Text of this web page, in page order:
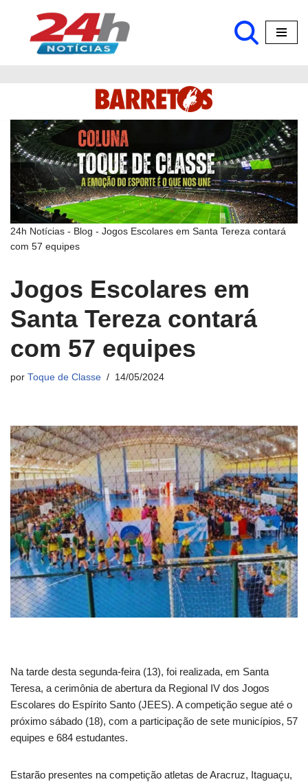
Pular
24h Notícias - Blog - Jogos Escolares em Santa Tereza contará
com 57 equipes
Jogos Escolares em
Santa Tereza contará
com 57 equipes
por Toque de Classe 14/05/2024
Na tarde desta segunda-feira (13), foi realizada, em Santa
Teresa, a cerimônia de abertura da Regional IV dos Jogos
Escolares do Espírito Santo (JEES). A competição segue até o
próximo sábado (18), com a participação de sete municípios, 57
equipes e 684 estudantes.
Estarão presentes na competição atletas de Aracruz, Itaguaçu,